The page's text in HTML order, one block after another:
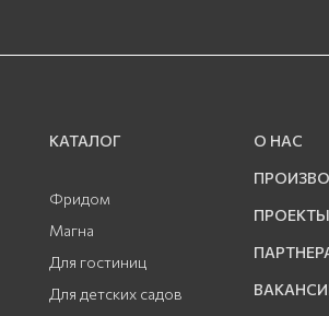
КАТАЛОГ
Фридом
Магна
Для гостиниц
Для детских садов
О НАС
ПРОЕКТЫ